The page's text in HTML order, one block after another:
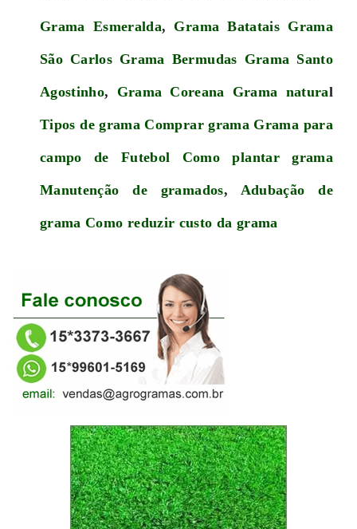
Grama Esmeralda, Grama Batatais Grama
São Carlos Grama Bermudas Grama Santo
Agostinho, Grama Coreana Grama natural
Tipos de grama Comprar grama Grama para
campo de Futebol Como plantar grama
Manutenção de gramados, Adubação de
grama Como reduzir custo da grama